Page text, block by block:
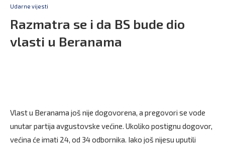
Udarne vijesti
Razmatra se i da BS bude dio
vlasti u Beranama
Vlast u Beranama još nije dogovorena, a pregovori se vode
unutar partija avgustovske većine. Ukoliko postignu dogovor,
većina će imati 24, od 34 odbornika. Iako još nijesu uputili